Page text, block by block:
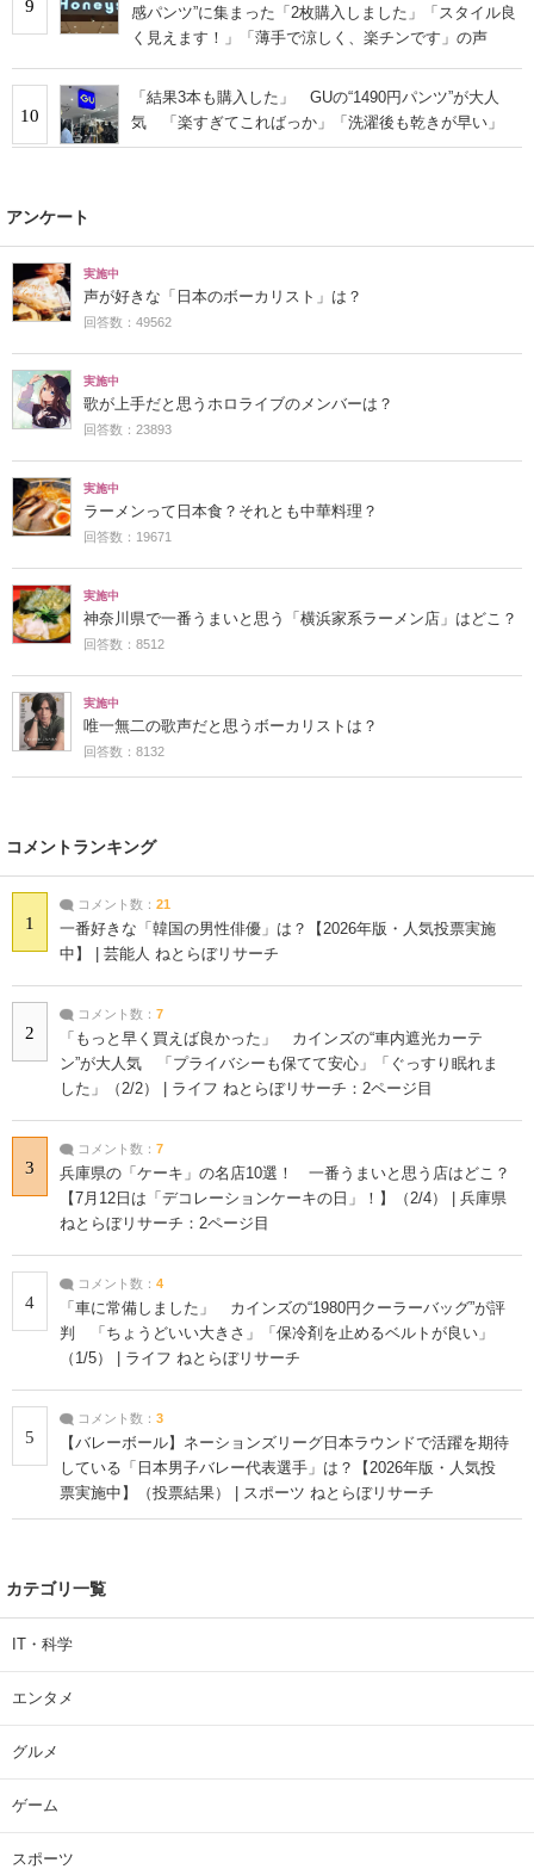
9
感パンツ”に集まった「2枚購入しました」「スタイル良
く見えます！」「薄手で涼しく、楽チンです」の声
10
「結果3本も購入した」 GUの“1490円パンツ”が大人
気 「楽すぎてこればっか」「洗濯後も乾きが早い」
アンケート
実施中
声が好きな「日本のボーカリスト」は？
回答数：49562
実施中
歌が上手だと思うホロライブのメンバーは？
回答数：23893
実施中
ラーメンって日本食？それとも中華料理？
回答数：19671
実施中
神奈川県で一番うまいと思う「横浜家系ラーメン店」はどこ？
回答数：8512
実施中
唯一無二の歌声だと思うボーカリストは？
回答数：8132
コメントランキング
1
コメント数： 21
一番好きな「韓国の男性俳優」は？【2026年版・人気投票実施
中】 | 芸能人 ねとらぼリサーチ
2
コメント数： 7
「もっと早く買えば良かった」 カインズの“車内遮光カーテ
ン”が大人気 「プライバシーも保てて安心」「ぐっすり眠れま
した」（2/2） | ライフ ねとらぼリサーチ：2ページ目
3
コメント数： 7
兵庫県の「ケーキ」の名店10選！ 一番うまいと思う店はどこ？
【7月12日は「デコレーションケーキの日」！】（2/4） | 兵庫県
ねとらぼリサーチ：2ページ目
4
コメント数： 4
「車に常備しました」 カインズの“1980円クーラーバッグ”が評
判 「ちょうどいい大きさ」「保冷剤を止めるベルトが良い」
（1/5） | ライフ ねとらぼリサーチ
5
コメント数： 3
【バレーボール】ネーションズリーグ日本ラウンドで活躍を期待
している「日本男子バレー代表選手」は？【2026年版・人気投
票実施中】（投票結果） | スポーツ ねとらぼリサーチ
カテゴリ一覧
IT・科学
エンタメ
グルメ
ゲーム
スポーツ